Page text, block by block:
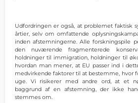
Udfordringen er også, at problemet faktisk
årtier, selv om omfattende
inden afstemningerne. Alle forskningspile
den nuværende fragmenterede
holdninger til immigration, holdninger til
hvordan man mener, at EU passer ind i
medvirkende faktorer til at bestemme, hvor
uge. Vi risikerer med andre ord, at et
baggrund af en afstemning, der ikke
stemmes om.